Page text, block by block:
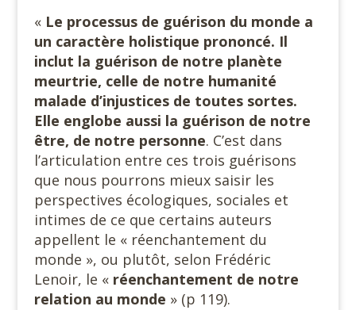
« Le processus de guérison du monde a
un caractère holistique prononcé. Il
inclut la guérison de notre planète
meurtrie, celle de notre humanité
malade d’injustices de toutes sortes.
Elle englobe aussi la guérison de notre
être, de notre personne. C’est dans
l’articulation entre ces trois guérisons
que nous pourrons mieux saisir les
perspectives écologiques, sociales et
intimes de ce que certains auteurs
appellent le « réenchantement du
monde », ou plutôt, selon Frédéric
Lenoir, le « réenchantement de notre
relation au monde » (p 119).